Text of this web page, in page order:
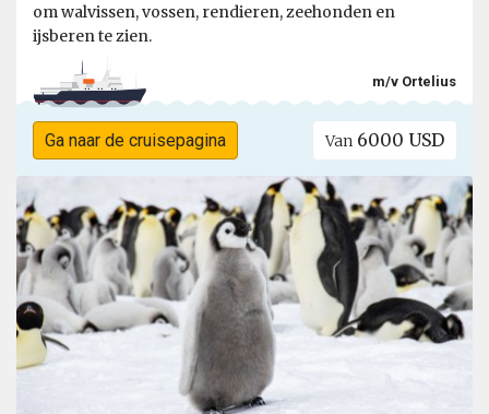
om walvissen, vossen, rendieren, zeehonden en
ijsberen te zien.
m/v Ortelius
Ga naar de cruisepagina Van 6000 USD